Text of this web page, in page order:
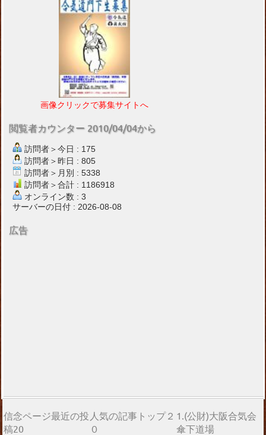
画像クリックで募集サイトへ
閲覧者カウンター 2010/04/04から
訪問者＞今日 : 175
訪問者＞昨日 : 805
訪問者＞月別 : 5338
訪問者＞合計 : 1186918
オンライン数 : 3
サーバーの日付 : 2026-08-08
広告
信念ページ最近の投
稿20
人気の記事トップ２
０
1.(公財)大阪合気会
傘下道場